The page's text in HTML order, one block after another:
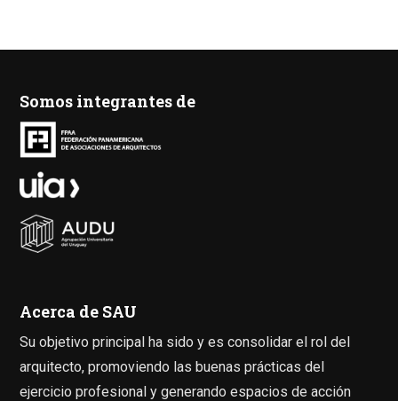
Somos integrantes de
Acerca de SAU
Su objetivo principal ha sido y es consolidar el rol del
arquitecto, promoviendo las buenas prácticas del
ejercicio profesional y generando espacios de acción